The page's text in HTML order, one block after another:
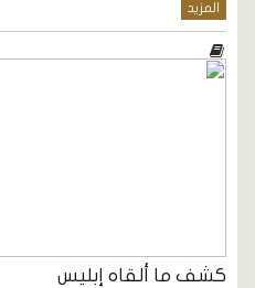
المزيد
كشف ما ألقاه إبليس